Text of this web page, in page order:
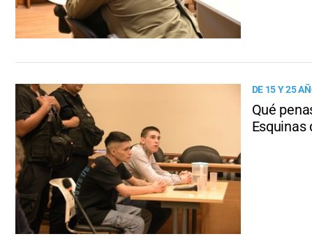
DE 15 Y 25
Qué
Esquinas